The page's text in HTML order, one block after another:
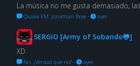
La música no me gusta demasiado,
Quake FM: Jonathan Bree· ayer
SERGIO [Army of Sobando🐸]
XD
No. ¿Verdad que no?· ayer